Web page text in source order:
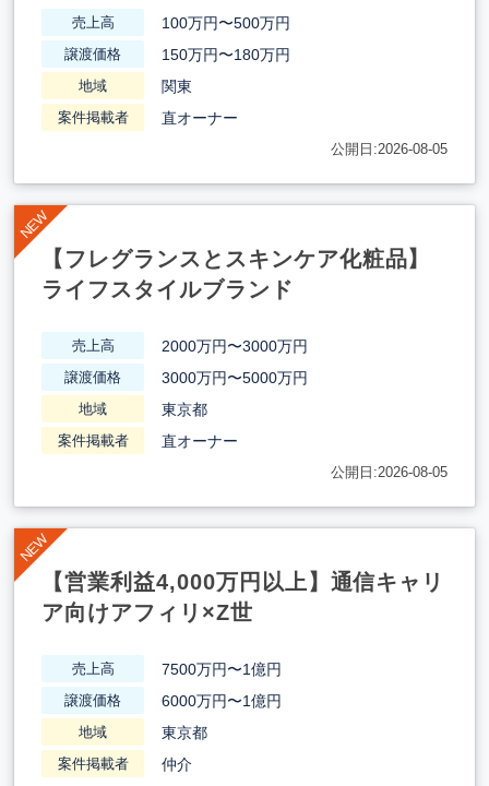
売上高 100万円〜500万円
譲渡価格 150万円〜180万円
地域 関東
案件掲載者 直オーナー
公開日:2026-08-05
【フレグランスとスキンケア化粧品】
ライフスタイルブランド
売上高 2000万円〜3000万円
譲渡価格 3000万円〜5000万円
地域 東京都
案件掲載者 直オーナー
公開日:2026-08-05
【営業利益4,000万円以上】通信キャリ
ア向けアフィリ×Z世
売上高 7500万円〜1億円
譲渡価格 6000万円〜1億円
地域 東京都
案件掲載者 仲介